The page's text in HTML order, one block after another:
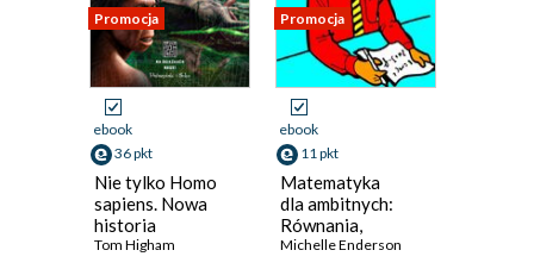
Promocja
ebook
36 pkt
Nie tylko Homo
sapiens. Nowa
historia
pochodzenia
Tom Higham
Promocja
ebook
11 pkt
Matematyka
dla ambitnych:
Równania,
geometria,
Michelle Enderson